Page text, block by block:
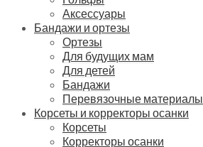
Аксессуары
Бандажи и ортезы
Ортезы
Для будущих мам
Для детей
Бандажи
Перевязочные материалы
Корсеты и корректоры осанки
Корсеты
Корректоры осанки